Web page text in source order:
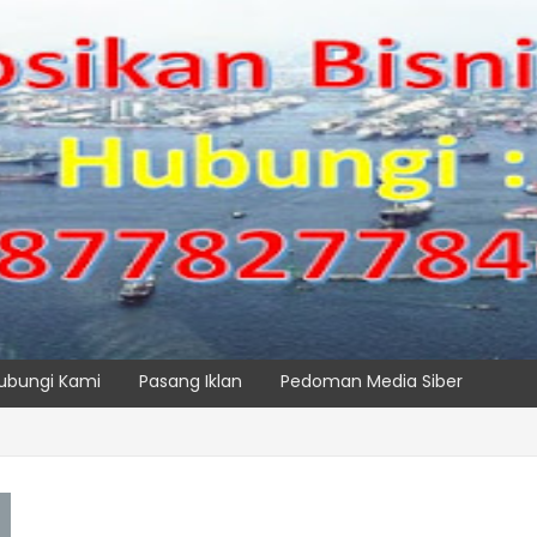
Kami Pasang Iklan Pedoman Media Siber